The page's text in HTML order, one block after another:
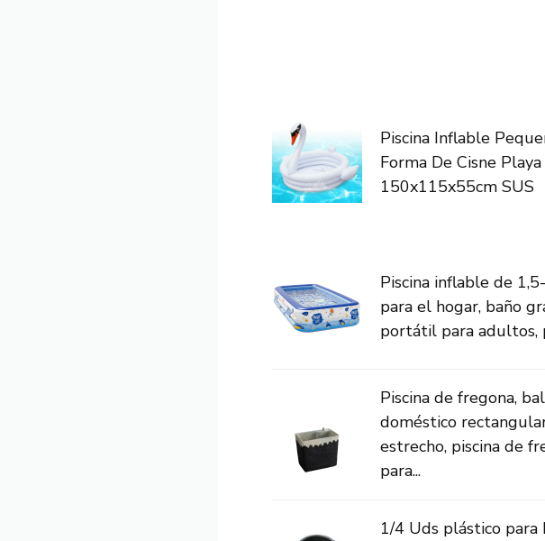
Piscina Inflable
Forma De Cisne
150x115x55cm SUS
Piscina inflable de
para el hogar, baño
portátil para adultos,
Piscina de fregona,
doméstico
estrecho, piscina de
para...
1/4 Uds plástico para